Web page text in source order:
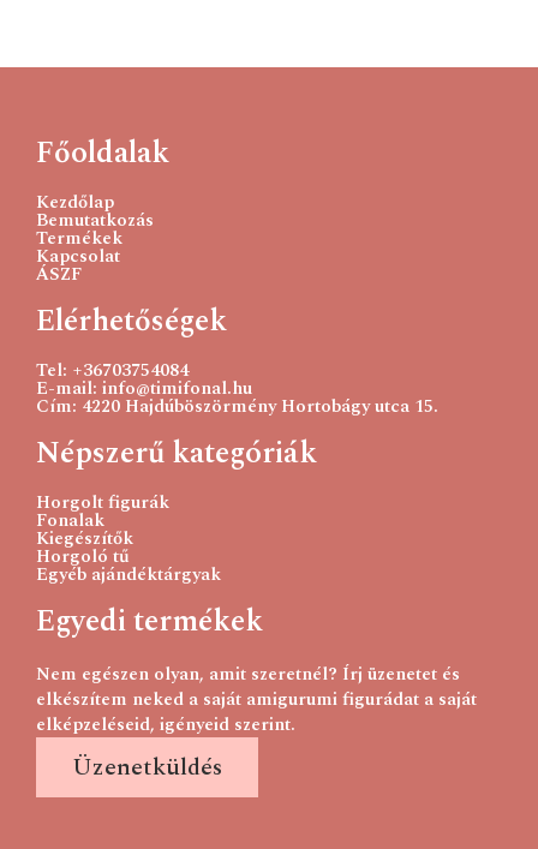
Főoldalak
Kezdőlap
Bemutatkozás
Termékek
Kapcsolat
ÁSZF
Elérhetőségek
Tel: +36703754084
E-mail: info@timifonal.hu
Cím: 4220 Hajdúböszörmény Hortobágy utca 15.
Népszerű kategóriák
Horgolt figurák
Fonalak
Kiegészítők
Horgoló tű
Egyéb ajándéktárgyak
Egyedi termékek
Nem egészen olyan, amit szeretnél? Írj üzenetet és
elkészítem neked a saját amigurumi figurádat a saját
elképzeléseid, igényeid szerint.
Üzenetküldés